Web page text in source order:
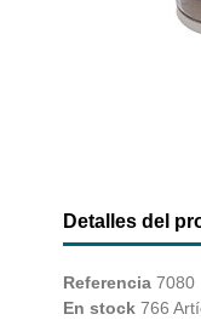
Detalles del
Referencia 7080
En stock 766